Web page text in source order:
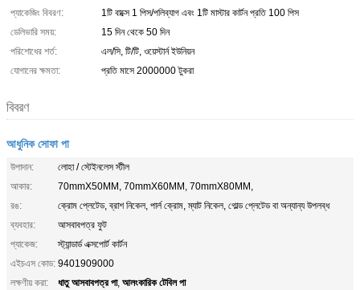
প্যাকেজিং বিবরণ:
1টি বাক্সে 1 পিস/পলিব্যাগ এবং 1টি মাস্টার কার্টন প্রতি 100 পিস
ডেলিভারি সময়:
15 দিন থেকে 50 দিন
পরিশোধের শর্ত:
এল/সি, টি/টি, ওয়েস্টার্ন ইউনিয়ন
যোগানের ক্ষমতা:
প্রতি মাসে 2000000 টুকরা
বিবরণ
আধুনিক সোফা পা
উপাদান:
লোহা / স্টেইনলেস স্টীল
আকার:
70mmX50MM, 70mmX60MM, 70mmX80MM,
রঙ:
ক্রোম প্লেটেড, ব্রাশ নিকেল, পার্ল ক্রোম, ম্যাট নিকেল, গোল্ড প্লেটেড বা অন্যান্য উপলব্ধ
ব্যবহার:
আসবাবপত্র ফুট
প্যাকেজ:
স্ট্যান্ডার্ড এক্সপোর্ট কার্টন
এইচএস কোড: 9401909000
লক্ষণীয় করা:
ধাতু আসবাবপত্র পা, আলংকারিক টেবিল পা